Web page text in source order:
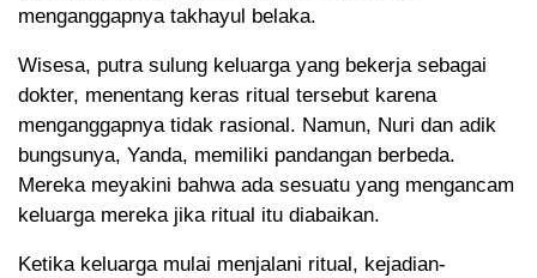
menganggapnya takhayul belaka.
Wisesa, putra sulung keluarga yang bekerja sebagai
dokter, menentang keras ritual tersebut karena
menganggapnya tidak rasional. Namun, Nuri dan adik
bungsunya, Yanda, memiliki pandangan berbeda.
Mereka meyakini bahwa ada sesuatu yang mengancam
keluarga mereka jika ritual itu diabaikan.
Ketika keluarga mulai menjalani ritual, kejadian-